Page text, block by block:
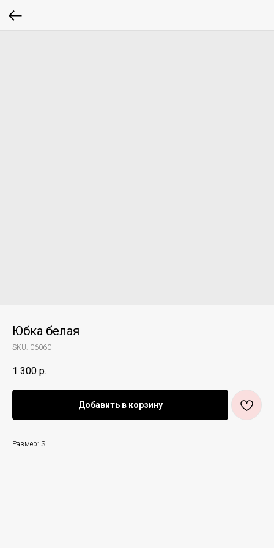
Юбка белая
SKU: 06060
1 300 р.
Добавить в корзину
Размер: S